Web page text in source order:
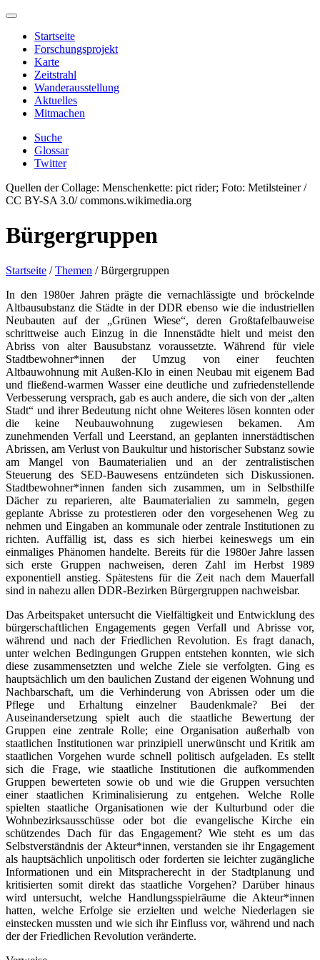
Startseite
Forschungsprojekt
Karte
Zeitstrahl
Wanderausstellung
Aktuelles
Mitmachen
Suche
Glossar
Twitter
Quellen der Collage: Menschenkette: pict rider; Foto: Metilsteiner /
CC BY-SA 3.0/ commons.wikimedia.org
Bürgergruppen
Startseite /Themen /Bürgergruppen
In den 1980er Jahren prägte die vernachlässigte und bröckelnde
Altbausubstanz die Städte in der DDR ebenso wie die industriellen
Neubauten auf der „Grünen Wiese“, deren Großtafelbauweise
schrittweise auch Einzug in die Innenstädte hielt und meist den
Abriss von alter Bausubstanz voraussetzte. Während für viele
Stadtbewohner*innen der Umzug von einer feuchten
Altbauwohnung mit Außen-Klo in einen Neubau mit eigenem Bad
und fließend-warmen Wasser eine deutliche und zufriedenstellende
Verbesserung versprach, gab es auch andere, die sich von der „alten
Stadt“ und ihrer Bedeutung nicht ohne Weiteres lösen konnten oder
die keine Neubauwohnung zugewiesen bekamen. Am
zunehmenden Verfall und Leerstand, an geplanten innerstädtischen
Abrissen, am Verlust von Baukultur und historischer Substanz sowie
am Mangel von Baumaterialien und an der zentralistischen
Steuerung des SED-Bauwesens entzündeten sich Diskussionen.
Stadtbewohner*innen fanden sich zusammen, um in Selbsthilfe
Dächer zu reparieren, alte Baumaterialien zu sammeln, gegen
geplante Abrisse zu protestieren oder den vorgesehenen Weg zu
nehmen und Eingaben an kommunale oder zentrale Institutionen zu
richten. Auffällig ist, dass es sich hierbei keineswegs um ein
einmaliges Phänomen handelte. Bereits für die 1980er Jahre lassen
sich erste Gruppen nachweisen, deren Zahl im Herbst 1989
exponentiell anstieg. Spätestens für die Zeit nach dem Mauerfall
sind in nahezu allen DDR-Bezirken Bürgergruppen nachweisbar.
Das Arbeitspaket untersucht die Vielfältigkeit und Entwicklung des
bürgerschaftlichen Engagements gegen Verfall und Abrisse vor,
während und nach der Friedlichen Revolution. Es fragt danach,
unter welchen Bedingungen Gruppen entstehen konnten, wie sich
diese zusammensetzten und welche Ziele sie verfolgten. Ging es
hauptsächlich um den baulichen Zustand der eigenen Wohnung und
Nachbarschaft, um die Verhinderung von Abrissen oder um die
Pflege und Erhaltung einzelner Baudenkmale? Bei der
Auseinandersetzung spielt auch die staatliche Bewertung der
Gruppen eine zentrale Rolle; eine Organisation außerhalb von
staatlichen Institutionen war prinzipiell unerwünscht und Kritik am
staatlichen Vorgehen wurde schnell politisch aufgeladen. Es stellt
sich die Frage, wie staatliche Institutionen die aufkommenden
Gruppen bewerteten sowie ob und wie die Gruppen versuchten
einer staatlichen Kriminalisierung zu entgehen. Welche Rolle
spielten staatliche Organisationen wie der Kulturbund oder die
Wohnbezirksausschüsse oder bot die evangelische Kirche ein
schützendes Dach für das Engagement? Wie steht es um das
Selbstverständnis der Akteur*innen, verstanden sie ihr Engagement
als hauptsächlich unpolitisch oder forderten sie leichter zugängliche
Informationen und ein Mitspracherecht in der Stadtplanung und
kritisierten somit direkt das staatliche Vorgehen? Darüber hinaus
wird untersucht, welche Handlungsspielräume die Akteur*innen
hatten, welche Erfolge sie erzielten und welche Niederlagen sie
einstecken mussten und wie sich ihr Einfluss vor, während und nach
der der Friedlichen Revolution veränderte.